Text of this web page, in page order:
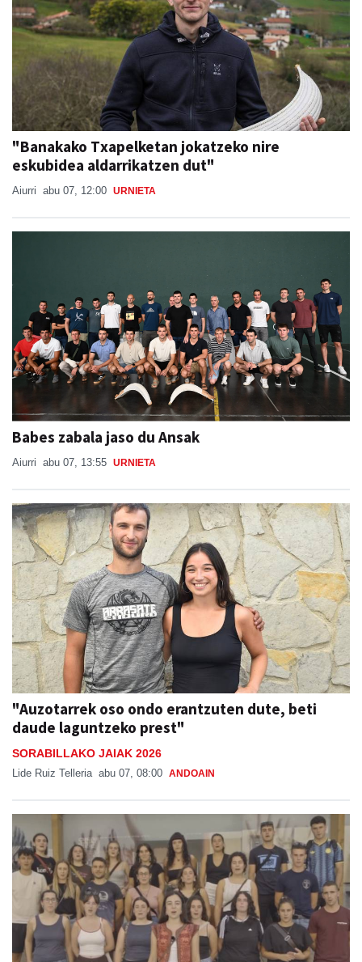
"Banakako Txapelketan jokatzeko nire
eskubidea aldarrikatzen dut"
Aiurri abu 07, 12:00 URNIETA
Babes zabala jaso du Ansak
Aiurri abu 07, 13:55 URNIETA
"Auzotarrek oso ondo erantzuten dute, beti
daude laguntzeko prest"
SORABILLAKO JAIAK 2026
Lide Ruiz Telleria abu 07, 08:00 ANDOAIN